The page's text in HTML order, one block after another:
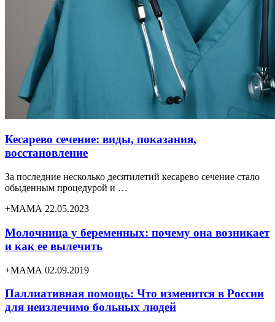
Кесарево сечение: виды, показания,
восстановление
За последние несколько десятилетий кесарево сечение стало
обыденным процедурой и …
+МАМА 22.05.2023
Молочница у беременных: почему она возникает
и как ее вылечить
+МАМА 02.09.2019
Паллиативная помощь: Что изменится в России
для неизлечимо больных людей